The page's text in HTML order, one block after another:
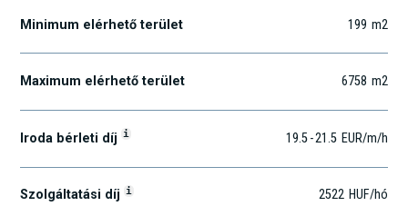
Minimum elérhető terület 199 m2
Maximum elérhető terület 6758 m2
Iroda bérleti díj i 19.5-21.5 EUR/m/h
Szolgáltatási díj i 2522 HUF/hó